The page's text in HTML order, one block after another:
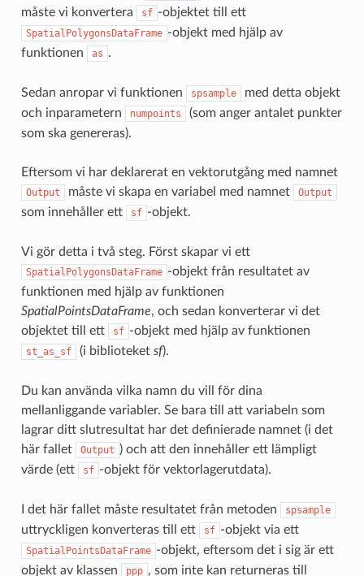
måste vi konvertera
sf -objektet till ett
SpatialPolygonsDataFrame -objekt med hjälp av
funktionen
as .
Sedan anropar vi funktionen spsample
med detta objekt
och inparametern
numpoints
(som anger antalet punkter
som ska genereras).
Eftersom vi har deklarerat en vektorutgång med namnet
Output måste vi skapa en variabel med namnet Output
som innehåller ett sf -objekt.
Vi gör detta i två steg. Först skapar vi ett
SpatialPolygonsDataFrame -objekt från resultatet av
funktionen med hjälp av funktionen
SpatialPointsDataFrame, och sedan konverterar vi det
objektet till ett
sf -objekt med hjälp av funktionen
st_as_sf (i biblioteket sf).
Du kan använda vilka namn du vill för dina
mellanliggande variabler. Se bara till att variabeln som
lagrar ditt slutresultat har det definierade namnet (i det
här fallet
Output ) och att den innehåller ett lämpligt
värde (ett
sf -objekt för vektorlagerutdata).
I det här fallet måste resultatet från metoden spsample
uttryckligen konverteras till ett sf -objekt via ett
SpatialPointsDataFrame -objekt, eftersom det i sig är ett
objekt av klassen
ppp , som inte kan returneras till